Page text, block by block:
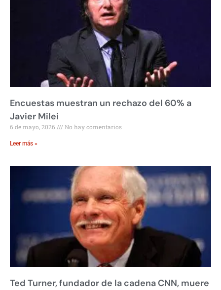
Encuestas muestran un rechazo del 60% a
Javier Milei
6 de mayo, 2026 No hay comentarios
Leer más »
Ted Turner, fundador de la cadena CNN, muere